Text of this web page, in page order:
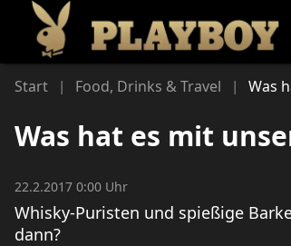
Start | Food, Drinks & Travel | Was
Was hat es mit
22.2.2017 0:00 Uhr
Whisky-Puristen und spießige
dann?